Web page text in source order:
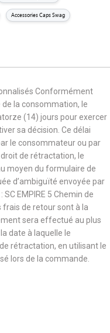
Accessories Caps Swag
Conformément
la consommation, le
(14) jours pour exercer
sa décision. Ce délai
le consommateur ou par
de rétractation, le
moyen du formulaire de
d’ambiguïté envoyée par
EMPIRE 5 Chemin de
de retour sont à la
sera effectué au plus
date à laquelle le
rétractation, en utilisant le
lors de la commande.